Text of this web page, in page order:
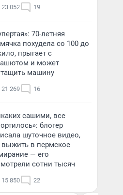
23 052 19
70-летняя
похудела со 100 до
прыгает с
и может
машину
21 269 16
сашими, все
блогер
шуточное видео,
выжить в пермское
— его
сотни тысяч
15 850 22